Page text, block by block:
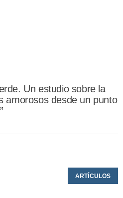
Un estudio sobre la
amorosos desde un punto
ARTÍCULOS